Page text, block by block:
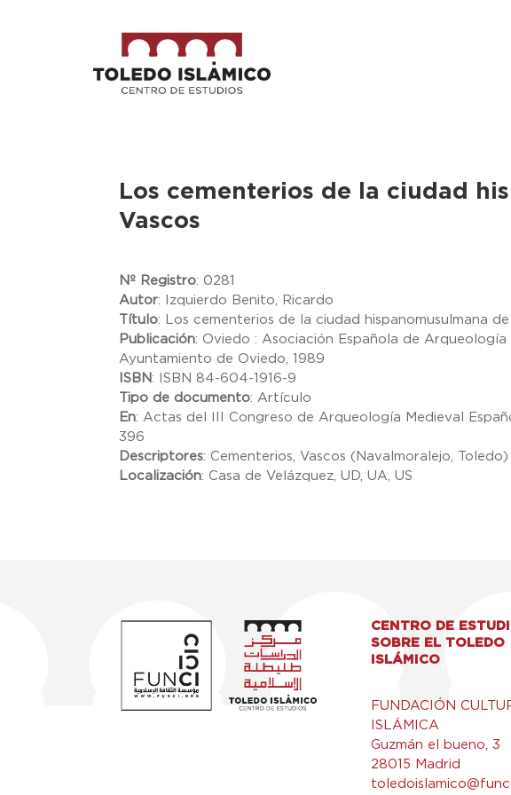
Los cementerios de la ciudad
Vascos
Nº Registro:0281
Autor:
Izquierdo Benito, Ricardo
Título: Los cementerios de la ciudad hispanomusulmana de
Publicación: Oviedo : Asociación Española de Arqueología
Ayuntamiento de Oviedo, 1989
ISBN:
ISBN 84-604-1916-9
Tipo de documento:Artículo
En:Actas del III Congreso de Arqueología Medieval
396
Descriptores: Cementerios, Vascos (Navalmoralejo, Toledo)
Localización: Casa de Velázquez, UD, UA, US
CENTRO DE
SOBRE EL TOLEDO
ISLÁMICO
FUNDACIÓN
ISLÁMICA
Guzmán el bueno, 3
28015 Madrid